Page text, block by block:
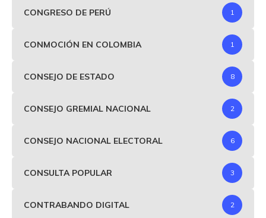
CONGRESO DE PERÚ 1
CONMOCIÓN EN COLOMBIA 1
CONSEJO DE ESTADO 8
CONSEJO GREMIAL NACIONAL 2
CONSEJO NACIONAL ELECTORAL 6
CONSULTA POPULAR 3
CONTRABANDO DIGITAL 2